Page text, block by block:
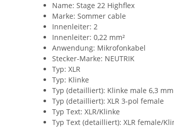
Name: Stage 22 Highflex
Marke: Sommer cable
Innenleiter: 2
Innenleiter: 0,22 mm²
Anwendung: Mikrofonkabel
Stecker-Marke: NEUTRIK
Typ: XLR
Typ: Klinke
Typ (detailliert): Klinke male 6,3
Typ (detailliert): XLR 3-pol female
Typ Text: XLR/Klinke
Typ Text (detailliert): XLR female/